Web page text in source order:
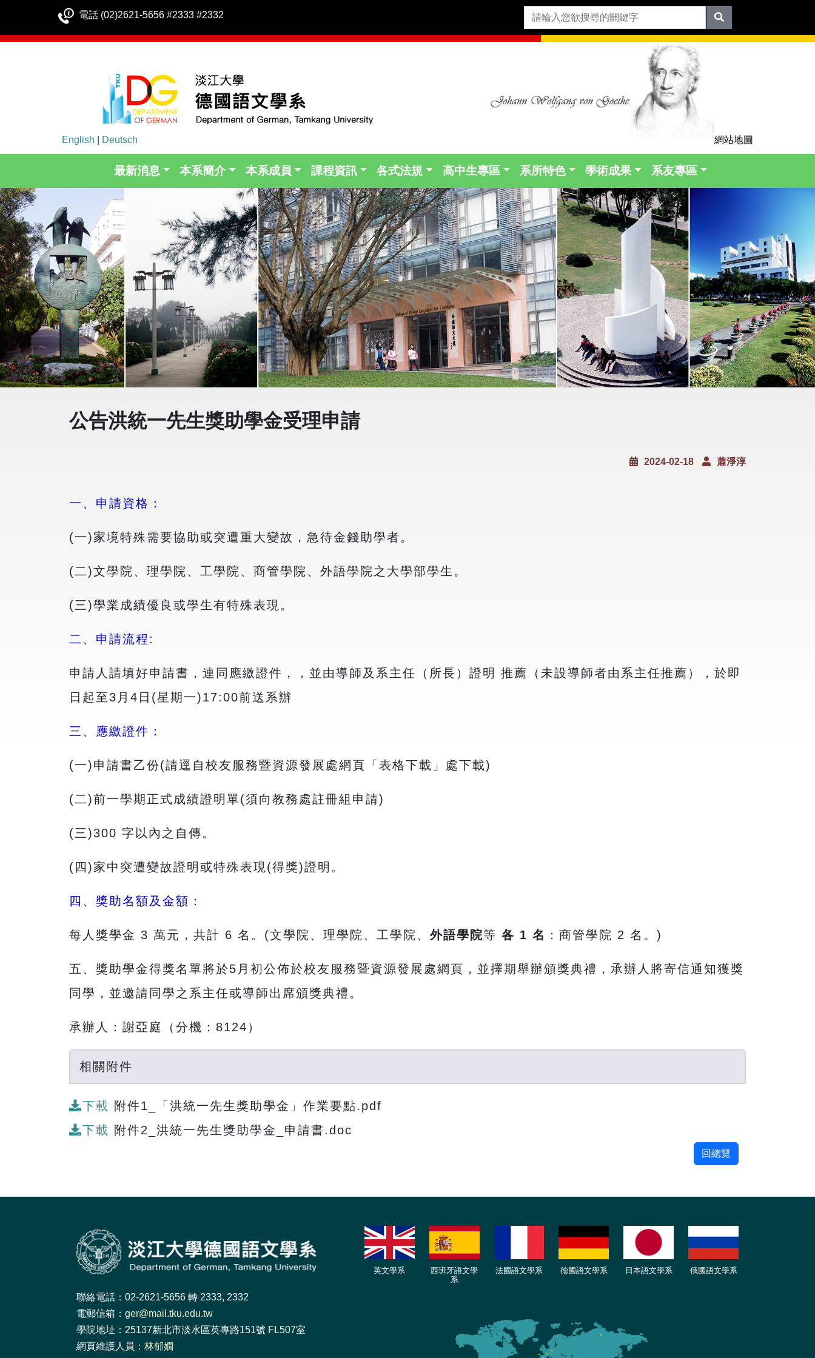
電話 (02)2621-5656 #2333 #2332
English Deutsch 網站地圖
最新消息 本系簡介 本系成員 課程資訊 各式法規 高中生專區 系所特色 學術成果 系友專區
公告洪統一先生獎助學金受理申請
2024-02-18 蕭淨淳
一、申請資格：
(一)家境特殊需要協助或突遭重大變故，急待金錢助學者。
(二)文學院、理學院、工學院、商管學院、外語學院之大學部學生。
(三)學業成績優良或學生有特殊表現。
二、申請流程:
申請人請填好申請書，連同應繳證件，，並由導師及系主任（所長）證明 推薦（未設導師者由系主任推薦），於即
日起至3月4日(星期一)17:00前送系辦
三、應繳證件：
(一)申請書乙份(請逕自校友服務暨資源發展處網頁「表格下載」處下載)
(二)前一學期正式成績證明單(須向教務處註冊組申請)
(三)300 字以內之自傳。
(四)家中突遭變故證明或特殊表現(得獎)證明。
四、獎助名額及金額：
每人獎學金 3 萬元，共計 6 名。(文學院、理學院、工學院、 外語學院等 各 1 名 ：商管學院 2 名。)
五、獎助學金得獎名單將於5月初公佈於校友服務暨資源發展處網頁，並擇期舉辦頒獎典禮，承辦人將寄信通知獲獎
同學，並邀請同學之系主任或導師出席頒獎典禮。
承辦人：謝亞庭（分機：8124）
相關附件
下載 附件1_「洪統一先生獎助學金」作業要點.pdf
下載 附件2_洪統一先生獎助學金_申請書.doc
回總覽
聯絡電話：02-2621-5656 轉 2333, 2332
電郵信箱： ger@mail.tku.edu.tw
學院地址：25137新北市淡水區英專路151號 FL507室
網頁維護人員： 林郁嫺
英文學系
西班牙語文學
系
法國語文學系 德國語文學系 日本語文學系 俄國語文學系